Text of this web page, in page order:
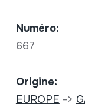
Numéro:
667
Origine:
EUROPE ->